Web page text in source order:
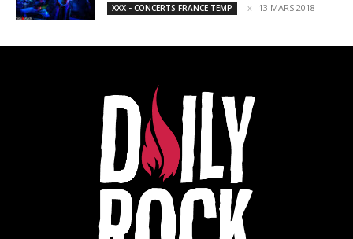
XXX - CONCERTS FRANCE TEMP 13 MARS 2018